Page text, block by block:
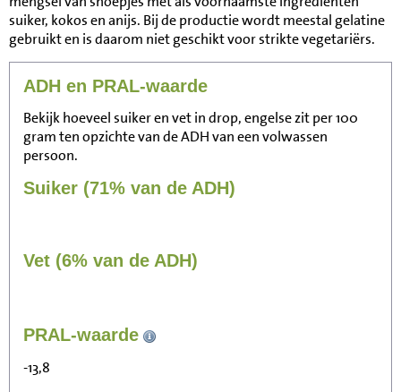
suiker, kokos en anijs. Bij de productie wordt meestal gelatine
gebruikt en is daarom niet geschikt voor strikte vegetariërs.
ADH en PRAL-waarde
Bekijk hoeveel suiker en vet in drop, engelse zit per 100
gram ten opzichte van de ADH van een volwassen
persoon.
Suiker (71% van de ADH)
Vet (6% van de ADH)
PRAL-waarde
-13,8
Zitten, tv kijken